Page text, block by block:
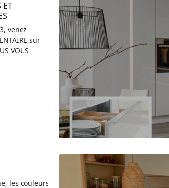
ET
venez
sur
VOUS
les couleurs